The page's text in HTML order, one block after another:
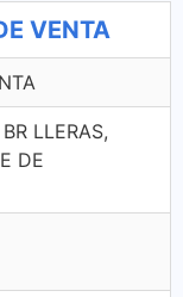
VENTA
LLERAS,
DE